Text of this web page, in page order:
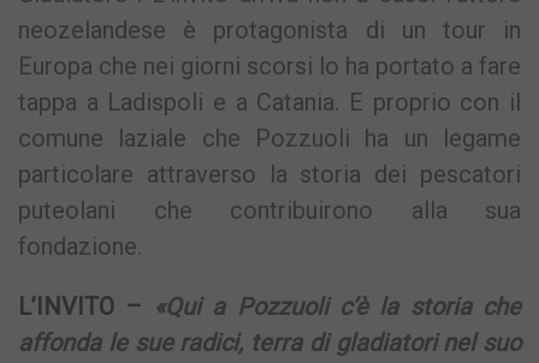
neozelandese è protagonista di un tour in
Europa che nei giorni scorsi lo ha portato a fare
tappa a Ladispoli e a Catania. E proprio con il
comune laziale che Pozzuoli ha un legame
particolare attraverso la storia dei pescatori
puteolani che contribuirono alla sua
fondazione.
L’INVITO – «Qui a Pozzuoli c’è la storia che
affonda le sue radici, terra di gladiatori nel suo